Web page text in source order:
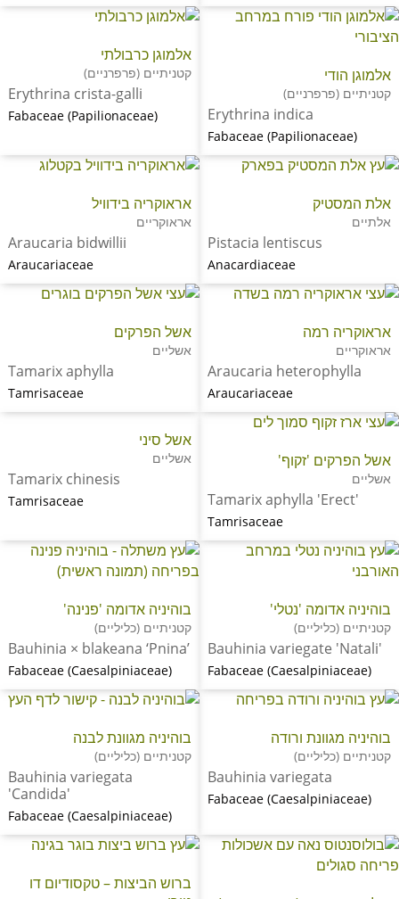
אלמוגן הודי
קטניתיים (פרפרניים)
Erythrina indica
Fabaceae (Papilionaceae)
אלמוגן כרבולתי
קטניתיים (פרפרניים)
Erythrina crista-galli
Fabaceae (Papilionaceae)
אלת המסטיק
אלתיים
Pistacia lentiscus
Anacardiaceae
אראוקריה בידוויל
אראוקריים
Araucaria bidwillii
Araucariaceae
אראוקריה רמה
אראוקריים
Araucaria heterophylla
Araucariaceae
אשל הפרקים
אשליים
Tamarix aphylla
Tamrisaceae
אשל הפרקים 'זקוף'
אשליים
Tamarix aphylla 'Erect'
Tamrisaceae
אשל סיני
אשליים
Tamarix chinesis
Tamrisaceae
בוהיניה אדומה 'נטלי'
קטניתיים (כליליים)
Bauhinia variegate 'Natali'
Fabaceae (Caesalpiniaceae)
בוהיניה אדומה 'פנינה'
קטניתיים (כליליים)
Bauhinia × blakeana ‘Pnina’
Fabaceae (Caesalpiniaceae)
בוהיניה מגוונת ורודה
קטניתיים (כליליים)
Bauhinia variegata
Fabaceae (Caesalpiniaceae)
בוהיניה מגוונת לבנה
קטניתיים (כליליים)
Bauhinia variegata
'Candida'
Fabaceae (Caesalpiniaceae)
ברוש הביצות – טקסודיום דו